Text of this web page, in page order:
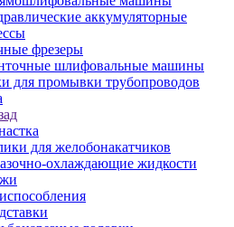
аккумуляторные
фрезеры
шлифовальные машины
для промывки трубопроводов
для желобонакатчиков
охлаждающие жидкости